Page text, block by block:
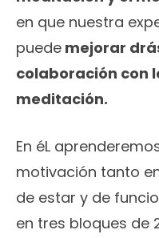
en que nuestra
puede mejorar
colaboración con
meditación.
En éL
motivación tanto
de estar y de
en tres bloques de